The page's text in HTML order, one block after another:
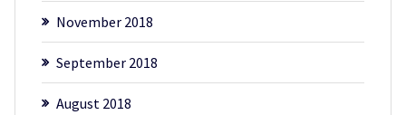
November 2018
September 2018
August 2018